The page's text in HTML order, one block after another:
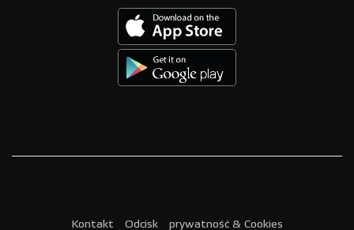
Kontakt Odcisk prywatność & Cookies